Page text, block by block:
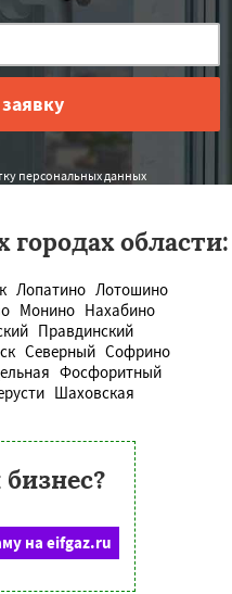
персональных данных
области:
Лопатино Лотошино
Монино Нахабино
Правдинский
Северный Софрино
Фосфоритный
Шаховская
на eifgaz.ru